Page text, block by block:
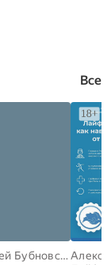
Все
Сергей Бубновский